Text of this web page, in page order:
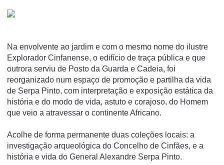
Na envolvente ao jardim e com o mesmo nome do ilustre
Explorador Cinfanense, o edifício de traça pública e que
outrora serviu de Posto da Guarda e Cadeia, foi
reorganizado num espaço de promoção e partilha da vida
de Serpa Pinto, com interpretação e exposição estática da
história e do modo de vida, astuto e corajoso, do Homem
que veio a atravessar o continente Africano.
Acolhe de forma permanente duas coleções locais: a
investigação arqueológica do Concelho de Cinfães, e a
história e vida do General Alexandre Serpa Pinto.